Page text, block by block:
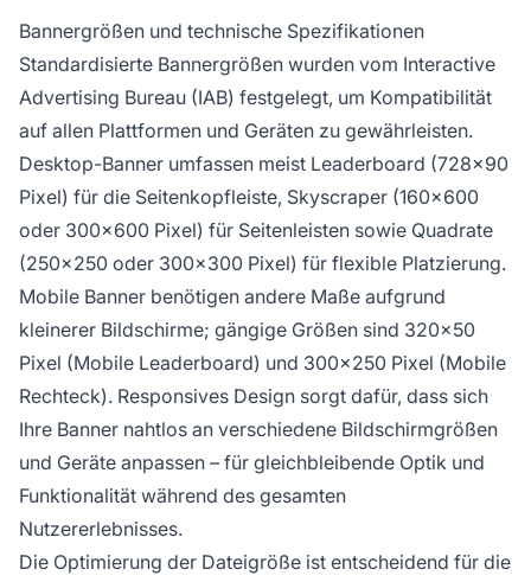
Bannergrößen und technische Spezifikationen
Standardisierte Bannergrößen wurden vom Interactive
Advertising Bureau (IAB) festgelegt, um Kompatibilität
auf allen Plattformen und Geräten zu gewährleisten.
Desktop-Banner umfassen meist Leaderboard (728×90
Pixel) für die Seitenkopfleiste, Skyscraper (160×600
oder 300×600 Pixel) für Seitenleisten sowie Quadrate
(250×250 oder 300×300 Pixel) für flexible Platzierung.
Mobile Banner benötigen andere Maße aufgrund
kleinerer Bildschirme; gängige Größen sind 320×50
Pixel (Mobile Leaderboard) und 300×250 Pixel (Mobile
Rechteck). Responsives Design sorgt dafür, dass sich
Ihre Banner nahtlos an verschiedene Bildschirmgrößen
und Geräte anpassen – für gleichbleibende Optik und
Funktionalität während des gesamten
Nutzererlebnisses.
Die Optimierung der Dateigröße ist entscheidend für die